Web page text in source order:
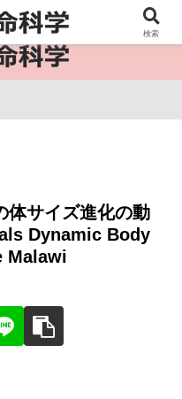
情報インフラ。
体サイズ進化の動
Dynamic Body
Malawi
検索